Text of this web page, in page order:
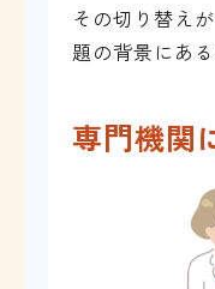
その切り替え
題の背景にある
専門機関